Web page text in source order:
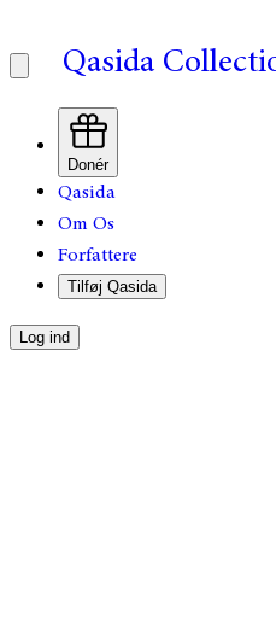
Qasida
Donér
Qasida
Om Os
Forfattere
Tilføj Qasida
Log ind